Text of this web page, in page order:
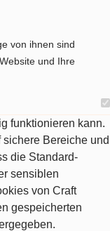
von ihnen sind
und Ihre
funktionieren kann.
Bereiche und
die Standard-
sensiblen
von Craft
gespeicherten